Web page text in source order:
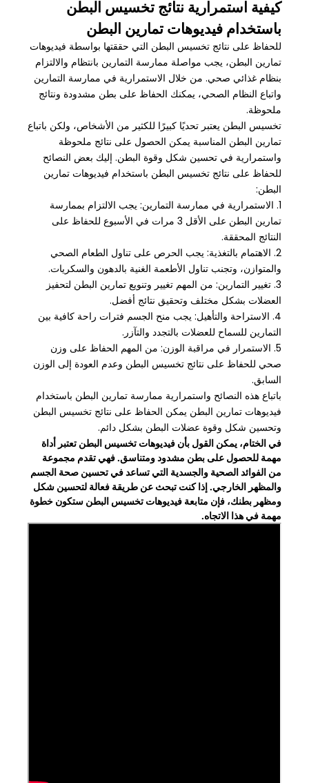
كيفية استمرارية نتائج تخسيس البطن
باستخدام فيديوهات تمارين البطن
للحفاظ على نتائج تخسيس البطن التي حققتها بواسطة فيديوهات
تمارين البطن، يجب مواصلة ممارسة التمارين بانتظام والالتزام
بنظام غذائي صحي. من خلال الاستمرارية في ممارسة التمارين
واتباع النظام الصحي، يمكنك الحفاظ على بطن مشدودة ونتائج
ملحوظة.
تخسيس البطن يعتبر تحديًا كبيرًا للكثير من الأشخاص، ولكن باتباع
تمارين البطن المناسبة يمكن الحصول على نتائج ملحوظة
واستمرارية في تحسين شكل وقوة البطن. إليك بعض النصائح
للحفاظ على نتائج تخسيس البطن باستخدام فيديوهات تمارين
البطن:
1. الاستمرارية في ممارسة التمارين: يجب الالتزام بممارسة
تمارين البطن على الأقل 3 مرات في الأسبوع للحفاظ على
النتائج المحققة.
2. الاهتمام بالتغذية: يجب الحرص على تناول الطعام الصحي
والمتوازن، وتجنب تناول الأطعمة الغنية بالدهون والسكريات.
3. تغيير التمارين: من المهم تغيير وتنويع تمارين البطن لتحفيز
العضلات بشكل مختلف وتحقيق نتائج أفضل.
4. الاستراحة والتأهيل: يجب منح الجسم فترات راحة كافية بين
التمارين للسماح للعضلات بالتجدد والتآزر.
5. الاستمرار في مراقبة الوزن: من المهم الحفاظ على وزن
صحي للحفاظ على نتائج تخسيس البطن وعدم العودة إلى الوزن
السابق.
باتباع هذه النصائح واستمرارية ممارسة تمارين البطن باستخدام
فيديوهات تمارين البطن يمكن الحفاظ على نتائج تخسيس البطن
وتحسين شكل وقوة عضلات البطن بشكل دائم.
في الختام، يمكن القول بأن فيديوهات تخسيس البطن تعتبر أداة
مهمة للحصول على بطن مشدود ومتناسق. فهي تقدم مجموعة
من الفوائد الصحية والجسدية التي تساعد في تحسين صحة الجسم
والمظهر الخارجي. إذا كنت تبحث عن طريقة فعالة لتحسين شكل
ومظهر بطنك، فإن متابعة فيديوهات تخسيس البطن ستكون خطوة
مهمة في هذا الاتجاه.